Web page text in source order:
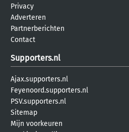
Privacy
Adverteren
Partnerberichten
Contact
Supporters.nl
Ajax.supporters.nl
Feyenoord.supporters.nl
PSV.supporters.nl
Sitemap
Mijn voorkeuren